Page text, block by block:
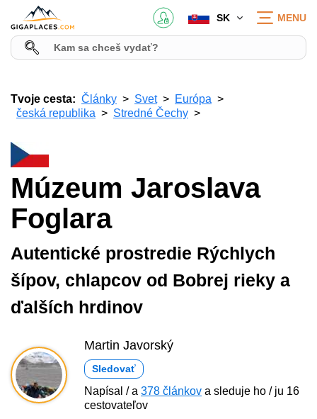
SK MENU
Tvoje cesta: Články Svet
Európa
česká republika
Stredné Čechy
Múzeum Jaroslava
Foglara
Autentické prostredie Rýchlych
šípov, chlapcov od Bobrej rieky a
ďalších hrdinov
Martin Javorský
Sledovať
Napísal / a 378 článkov a sleduje ho / ju 16
cestovateľov